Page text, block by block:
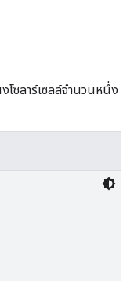
ซลาร์เซลล์จำนวนหนึ่ง